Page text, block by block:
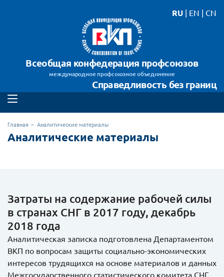
Всеобщая конфедерация профсоюзов
международное профсоюзное объединение
Справедливость без границ
RU | EN | CN
Главная Аналитические материалы
Аналитические материалы
Затраты на содержание рабочей силы
в странах СНГ в 2017 году, декабрь
2018 года
Аналитическая записка подготовлена Департаментом
ВКП по вопросам защиты социально-экономических
интересов трудящихся на основе материалов и данных
Межгосударственного статистического комитета СНГ.